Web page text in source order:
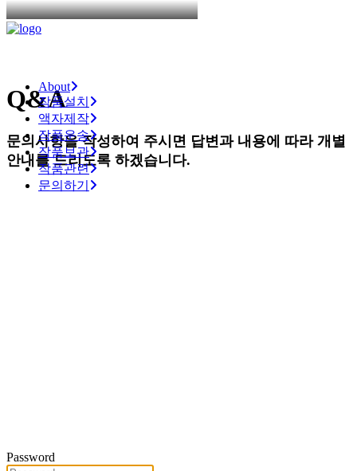
About
작품설치
액자제작
작품운송
작품보관
작품관련
문의하기
Q&A
문의사항을 작성하여 주시면 답변과 내용에 따라 개별
안내를 드리도록 하겠습니다.
Password